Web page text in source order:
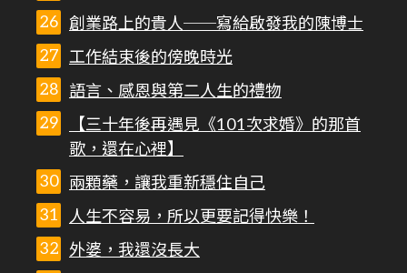
創業路上的貴人──寫給啟發我的陳博士
工作結束後的傍晚時光
語言、感恩與第二人生的禮物
【三十年後再遇見《101次求婚》的那首
歌，還在心裡】
兩顆藥，讓我重新穩住自己
人生不容易，所以更要記得快樂！
外婆，我還沒長大